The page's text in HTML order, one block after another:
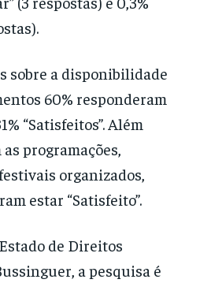
sobre a disponibilidade
60% responderam
“Satisfeitos”. Além
programações,
organizados,
estar “Satisfeito”.
de Direitos
a pesquisa é